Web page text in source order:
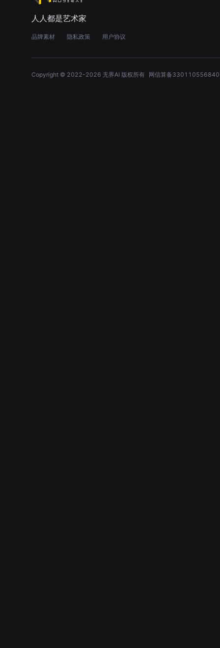
人人都是艺术家
品牌素材 隐私政策 用户协议
Copyright © 2022-2026 无界AI 版权所有 网信算备